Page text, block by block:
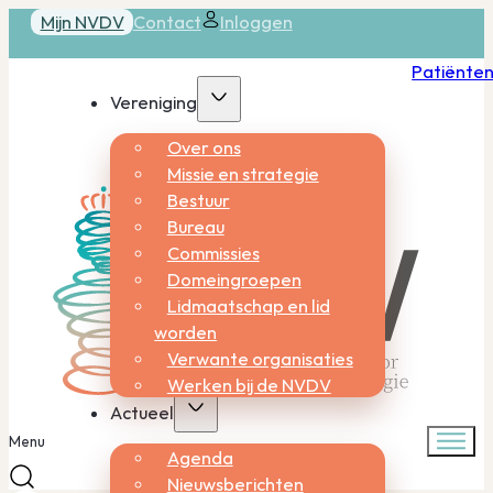
Mijn NVDV Contact Inloggen
Vereniging
Over ons
Missie en strategie
Bestuur
Bureau
Commissies
Domeingroepen
Lidmaatschap en lid
worden
Verwante organisaties
Werken bij de NVDV
Actueel
Agenda
Nieuwsberichten
Menu